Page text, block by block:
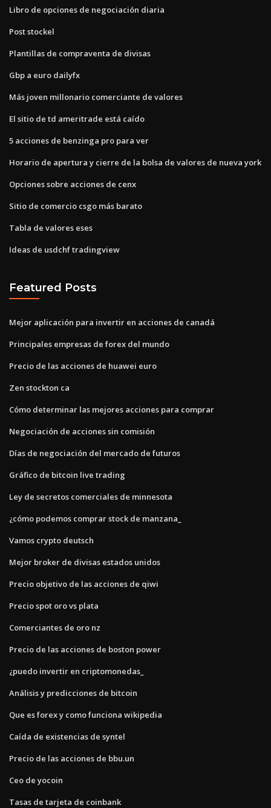
Libro de opciones de negociación diaria
Post stockel
Plantillas de compraventa de divisas
Gbp a euro dailyfx
Más joven millonario comerciante de valores
El sitio de td ameritrade está caído
5 acciones de benzinga pro para ver
Horario de apertura y cierre de la bolsa de valores de nueva york
Opciones sobre acciones de cenx
Sitio de comercio csgo más barato
Tabla de valores eses
Ideas de usdchf tradingview
Featured Posts
Mejor aplicación para invertir en acciones de canadá
Principales empresas de forex del mundo
Precio de las acciones de huawei euro
Zen stockton ca
Cómo determinar las mejores acciones para comprar
Negociación de acciones sin comisión
Días de negociación del mercado de futuros
Gráfico de bitcoin live trading
Ley de secretos comerciales de minnesota
¿cómo podemos comprar stock de manzana_
Vamos crypto deutsch
Mejor broker de divisas estados unidos
Precio objetivo de las acciones de qiwi
Precio spot oro vs plata
Comerciantes de oro nz
Precio de las acciones de boston power
¿puedo invertir en criptomonedas_
Análisis y predicciones de bitcoin
Que es forex y como funciona wikipedia
Caída de existencias de syntel
Precio de las acciones de bbu.un
Ceo de yocoin
Tasas de tarjeta de coinbank